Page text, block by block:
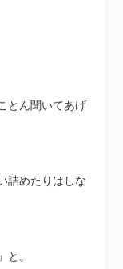
とん聞いてあげ
詰めたりはしな
と。